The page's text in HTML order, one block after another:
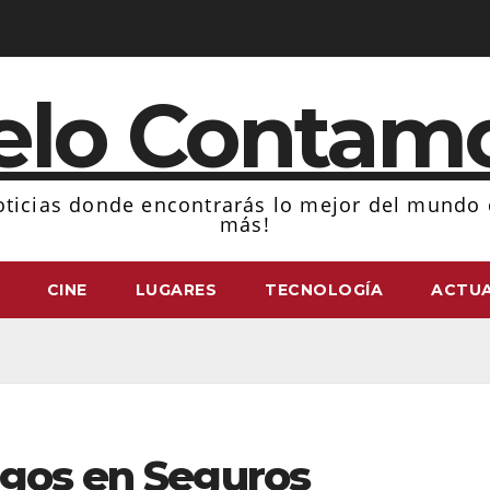
donde encontrarás lo mejor del
más!
CINE LUGARES TECNOLOGÍA
en Seguros